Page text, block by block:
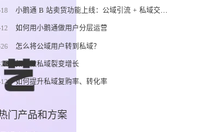
供应链解决
实时互动私
如何用小鹅通做用户分层运营
怎么将公域用户转到私域？
如何做私域裂变增长
如何提升私域复购率、转化率
门产品和方案